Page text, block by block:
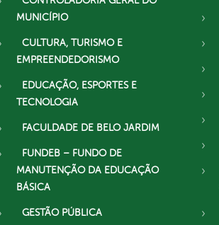
MUNICÍPIO
CULTURA, TURISMO E
EMPREENDEDORISMO
EDUCAÇÃO, ESPORTES E
TECNOLOGIA
FACULDADE DE BELO JARDIM
FUNDEB – FUNDO DE
MANUTENÇÃO DA EDUCAÇÃO
BÁSICA
GESTÃO PÚBLICA